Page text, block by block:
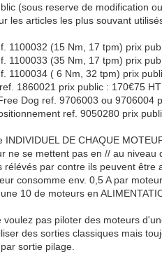
(sous reserve de modification
les articles les plus souvant
1100032 (15 Nm, 17 tpm) prix
1100033 (35 Nm, 17 tpm) prix
1100034 ( 6 Nm, 32 tpm) prix
1860021 prix public : 170€75 HT
Dog ref. 9706003 ou 9706004
ref. 9050280 prix
INDIVIDUEL DE CHAQUE
ne se mettent pas en // au niveau
rélévés par contre ils peuvent être
consomme env. 0,5 A par
10 de moteurs en
voulez pas piloter des moteurs
des sorties classiques mais
sortie pilage.